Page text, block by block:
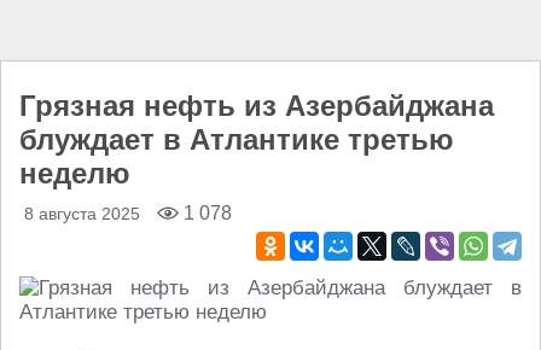
Грязная нефть из Азербайджана
блуждает в Атлантике третью
неделю
8 августа 2025 1 078